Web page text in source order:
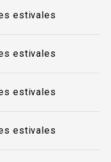
estivales
estivales
estivales
estivales